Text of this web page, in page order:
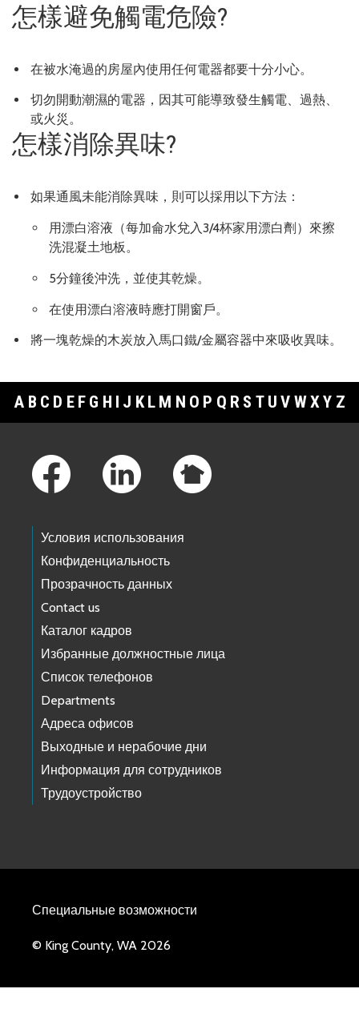
怎樣避免觸電危險?
在被水淹過的房屋內使用任何電器都要十分小心。
切勿開動潮濕的電器，因其可能導致發生觸電、過熱、
或火災。
怎樣消除異味?
如果通風未能消除異味，則可以採用以下方法：
用漂白溶液（每加侖水兌入3/4杯家用漂白劑）來擦
洗混凝土地板。
5分鐘後沖洗，並使其乾燥。
在使用漂白溶液時應打開窗戶。
將一塊乾燥的木炭放入馬口鐵/金屬容器中來吸收異味。
A B C D E F G H I J K L M N O P Q R S T U V WXY Z
Условия использования
Конфиденциальность
Прозрачность данных
Contact us
Каталог кадров
Избранные должностные лица
Список телефонов
Departments
Адреса офисов
Выходные и нерабочие дни
Информация для сотрудников
Трудоустройство
Специальные возможности
© King County, WA 2026